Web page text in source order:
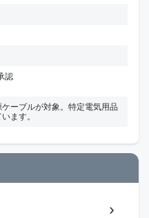
認
ーブルが対象。特定電気用品
ます。